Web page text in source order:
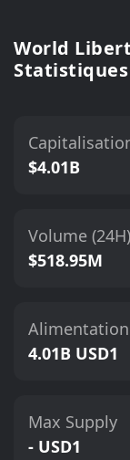
World
$4.01B
Volume (24H)
$518.95M
4.01B USD1
Max Supply
- USD1